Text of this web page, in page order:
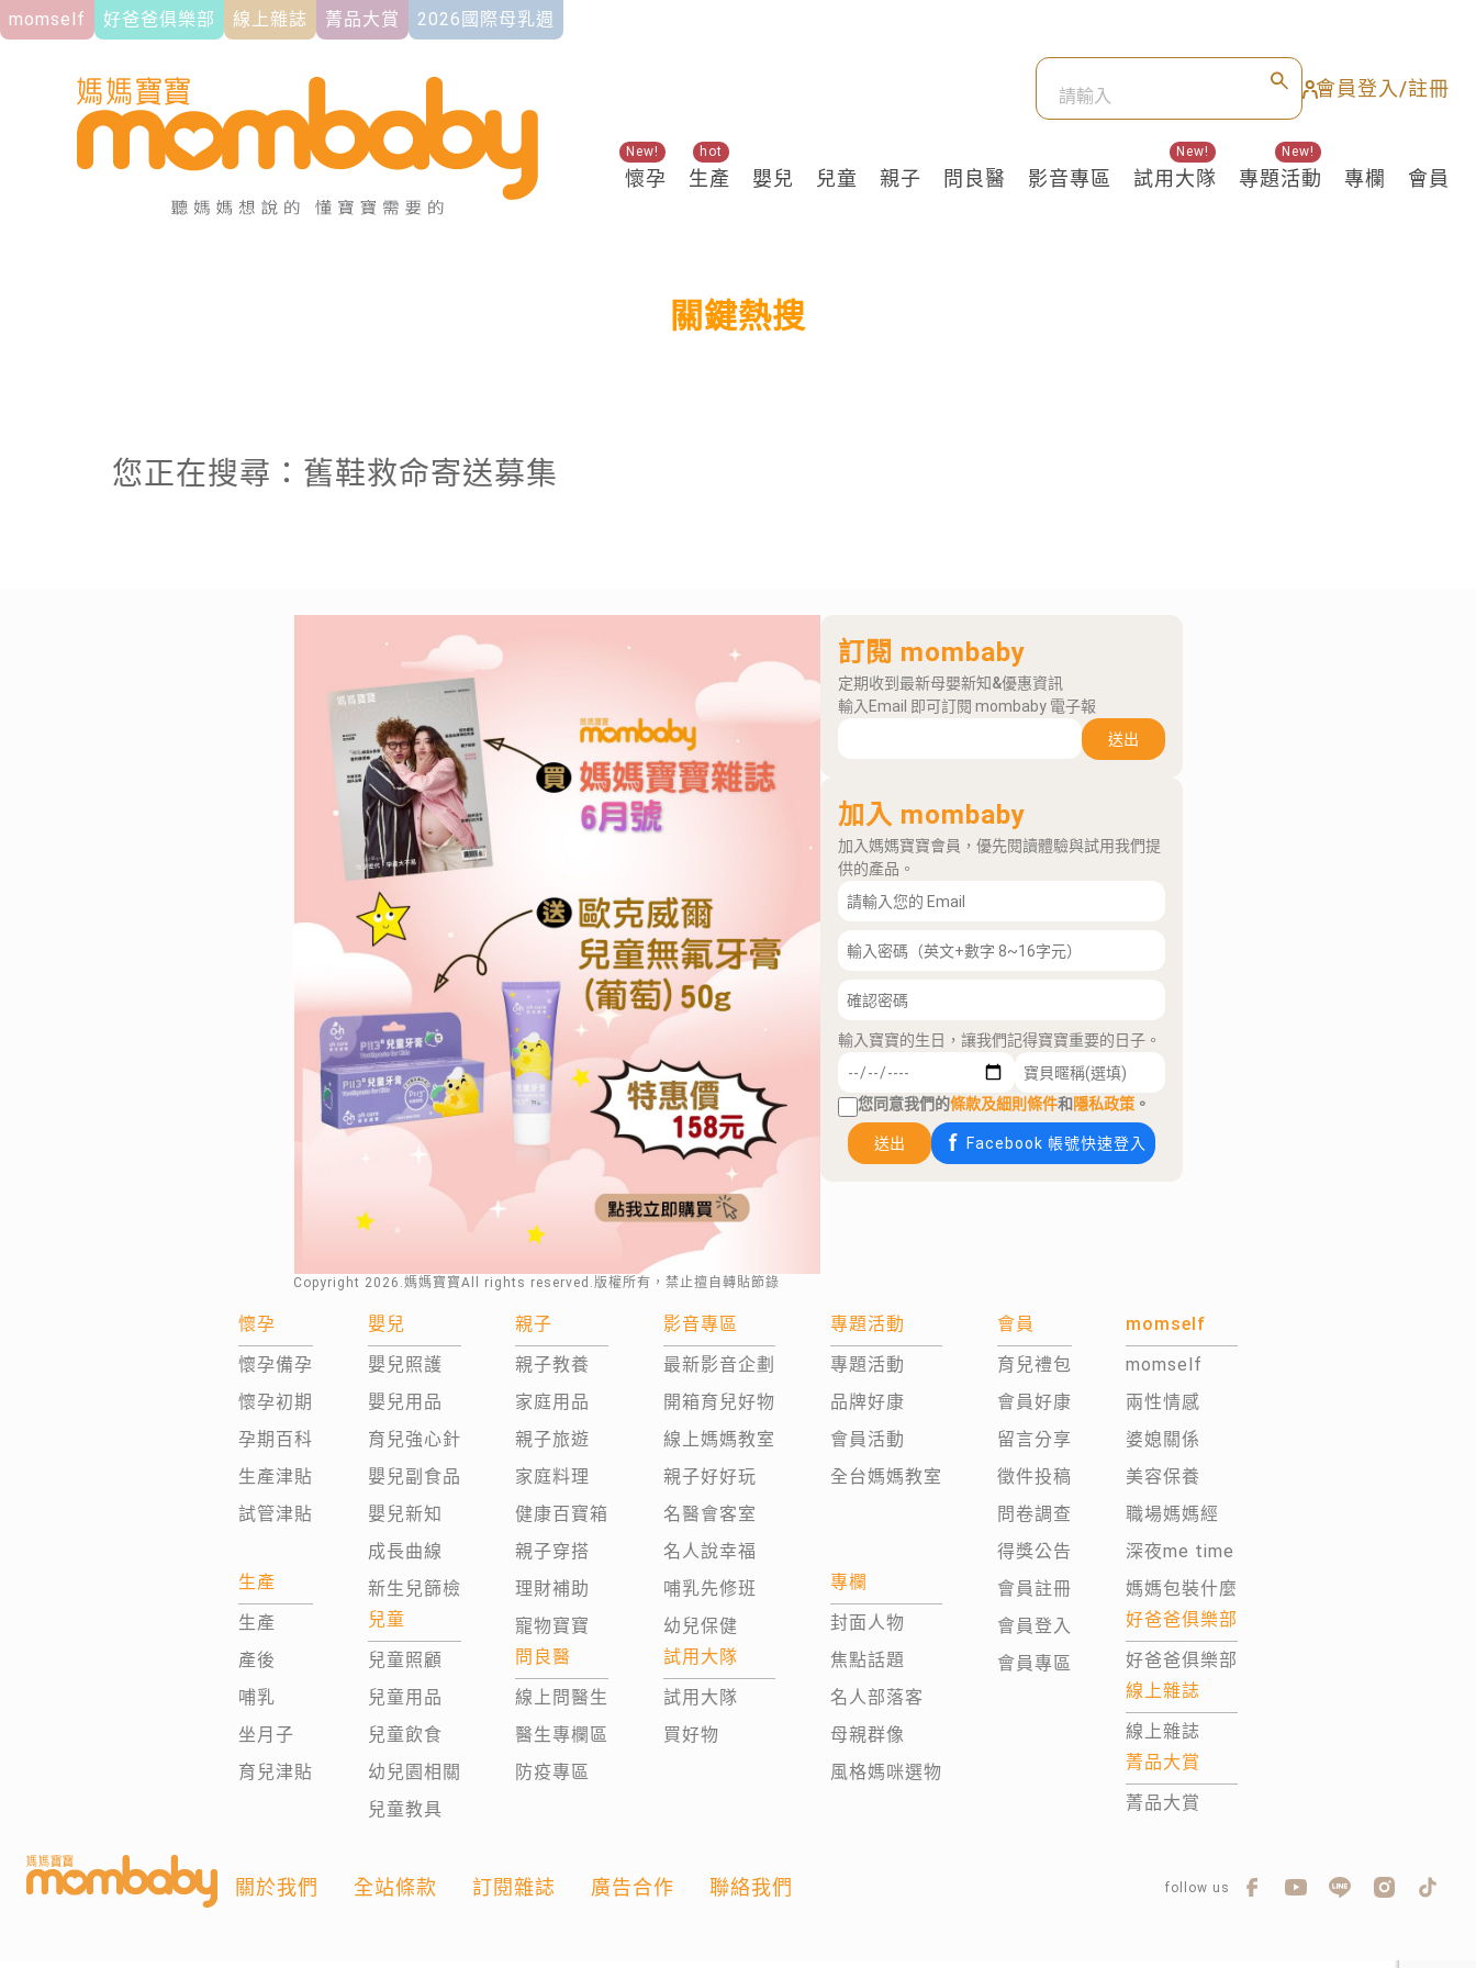
momself 好爸爸俱樂部 線上雜誌 菁品大賞 2026國際母乳週
會員登入/註冊
懷孕
New!
生產
hot
嬰兒 兒童 親子 問良醫 影音專區 試用大隊
New!
專題活動
New!
專欄 會員
關鍵熱搜
您正在搜尋：舊鞋救命寄送募集
Copyright 2026 .媽媽寶寶All rights reserved.版權所有，禁止擅自轉貼節錄
訂閱 mombaby
定期收到最新母嬰新知&優惠資訊
輸入Email 即可訂閱 mombaby 電子報
送出
加入 mombaby
加入媽媽寶寶會員，優先閱讀體驗與試用我們提
供的產品。
輸入寶寶的生日，讓我們記得寶寶重要的日子。
您同意我們的條款及細則條件和隱私政策 。
送出 Facebook 帳號快速登入
懷孕
懷孕備孕
懷孕初期
孕期百科
生產津貼
試管津貼
生產
生產
產後
哺乳
坐月子
育兒津貼
嬰兒
嬰兒照護
嬰兒用品
育兒強心針
嬰兒副食品
嬰兒新知
成長曲線
新生兒篩檢
兒童
兒童照顧
兒童用品
兒童飲食
幼兒園相關
兒童教具
親子
親子教養
家庭用品
親子旅遊
家庭料理
健康百寶箱
親子穿搭
理財補助
寵物寶寶
問良醫
線上問醫生
醫生專欄區
防疫專區
影音專區
最新影音企劃
開箱育兒好物
線上媽媽教室
親子好好玩
名醫會客室
名人說幸福
哺乳先修班
幼兒保健
試用大隊
試用大隊
買好物
專題活動
專題活動
品牌好康
會員活動
全台媽媽教室
專欄
封面人物
焦點話題
名人部落客
母親群像
風格媽咪選物
會員
育兒禮包
會員好康
留言分享
徵件投稿
問卷調查
得獎公告
會員註冊
會員登入
會員專區
momself
momself
兩性情感
婆媳關係
美容保養
職場媽媽經
深夜me time
媽媽包裝什麼
好爸爸俱樂部
好爸爸俱樂部
線上雜誌
線上雜誌
菁品大賞
菁品大賞
關於我們 全站條款 訂閱雜誌 廣告合作 聯絡我們 follow us